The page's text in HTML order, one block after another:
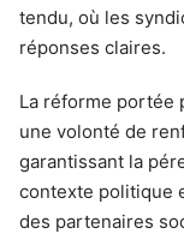
tendu, où les
réponses claires.
La réforme portée
une volonté de
garantissant la
contexte politique
des partenaires